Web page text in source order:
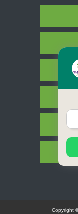
Copyright